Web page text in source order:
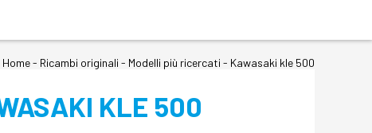
Home- Ricambi originali - Modelli più ricercati - Kawasaki kle 500
KLE 500